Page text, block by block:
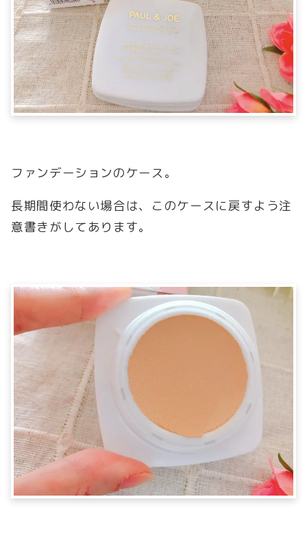
ファンデーションのケース。
長期間使わない場合は、このケースに戻すよう注
意書きがしてあります。